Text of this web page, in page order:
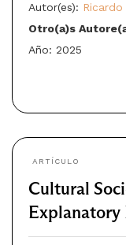
Autor(es): Ricardo
Otro(a)s
Año: 2025
ARTÍCULO
Cultural
Explanatory